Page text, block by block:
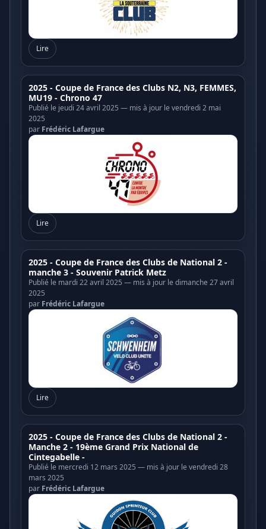
Lire
2025 - Coupe de France des Clubs N2, N3, FEMMES,
MU19 - Chrono 47
Publié le jeudi 24 avril 2025 — mis à jour le vendredi 2 mai
2025
par Frédéric Lafargue
Lire
2025 - Coupe de France des Clubs de National 2 -
manche 3 - Souvenir Patrick Metz
Publié le mardi 22 avril 2025 — mis à jour le dimanche 27 avril
2025
par Frédéric Lafargue
Lire
2025 - Coupe de France des Clubs de National 2 -
Manche 2 - 19ème Grand Prix National de
Cintegabelle -
Publié le mercredi 12 mars 2025 — mis à jour le vendredi 28
mars 2025
par Frédéric Lafargue